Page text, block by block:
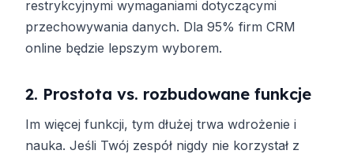
restrykcyjnymi wymaganiami dotyczącymi
przechowywania danych. Dla 95% firm CRM
online będzie lepszym wyborem.
2. Prostota vs. rozbudowane funkcje
Im więcej funkcji, tym dłużej trwa wdrożenie i
nauka. Jeśli Twój zespół nigdy nie korzystał z